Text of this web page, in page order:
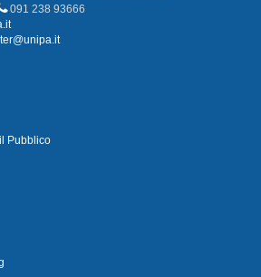
091 238 93666
Pubblico